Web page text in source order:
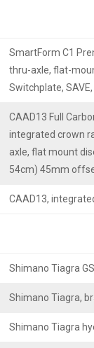
SmartForm C1
thru-axle, flat-
Switchplate,
CAAD13 Full
integrated crown
axle, flat mount
54cm) 45mm
CAAD13,
Shimano Tiagra GS
Shimano Tiagra,
Shimano Tiagra